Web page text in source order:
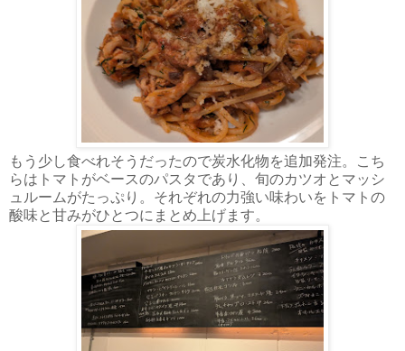
もう少し食べれそうだったので炭水化物を追加発注。こち
らはトマトがベースのパスタであり、旬のカツオとマッシ
ュルームがたっぷり。それぞれの力強い味わいをトマトの
酸味と甘みがひとつにまとめ上げます。